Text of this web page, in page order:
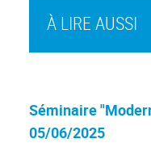
À LIRE AUSSI
Séminaire
05/06/2025